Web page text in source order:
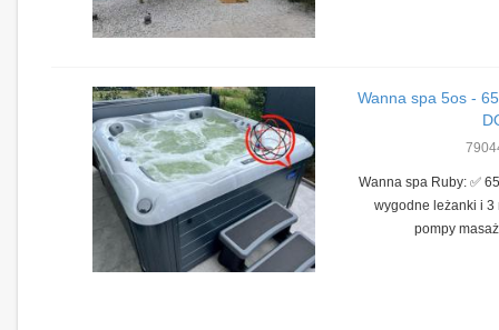
Wanna spa 5os -
Wanna spa Ruby: ✅
wygodne leżanki i 3
pompy